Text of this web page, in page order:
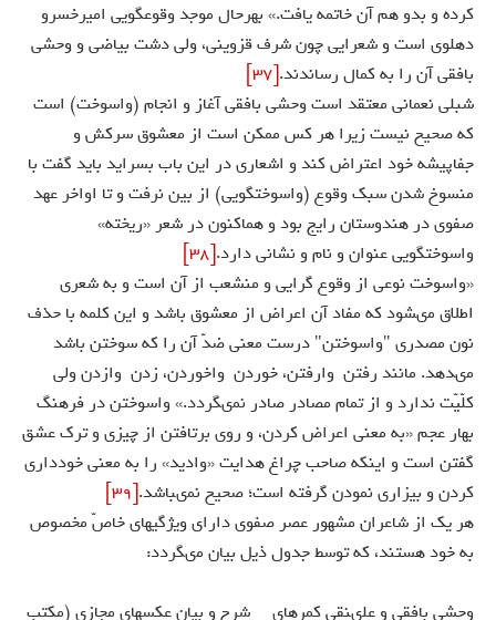
كرده و بدو هم آن خاتمه يافت.» بهرحال موجد وقوع‏گويى اميرخسرو
دهلوى است و شعرايى چون شرف قزوينى، ولى دشت بياضى و وحشى
بافقى آن را به كمال رساندند.[37]
شبلى نعمانى معتقد است وحشى بافقى آغاز و انجام (واسوخت) است
كه صحيح نيست زيرا هر كس ممكن است از معشوق سركش و
جفاپيشه خود اعتراض كند و اشعارى در اين باب بسرايد بايد گفت با
منسوخ شدن سبك وقوع (واسوخت‏گويى) از بين نرفت و تا اواخر عهد
صفوى در هندوستان رايج بود و هم‏اكنون در شعر «ريخته»
واسوخت‏گويى عنوان و نام و نشانى دارد.[38]
«واسوخت نوعى از وقوع گرايى و منشعب از آن است و به شعرى
اطلاق مى‏شود كه مفاد آن اعراض از معشوق باشد و اين كلمه با حذف
نون مصدرى "واسوختن" درست معنى ضدّ آن را كه سوختن باشد
مى‏دهد. مانند رفتن وارفتن، خوردن واخوردن، زدن وازدن ولى
كلّيّت ندارد و از تمام مصادر صادر نمى‏گردد.» واسوختن در فرهنگ
بهار عجم «به معنى اعراض كردن، و روى برتافتن از چيزى و ترك عشق
گفتن است و اينكه صاحب چراغ هدايت «واديد» را به معنى خوددارى
كردن و بيزارى نمودن گرفته است؛ صحيح نمى‏باشد.[39]
هر يك از شاعران مشهور عصر صفوى داراى ويژگيهاى خاصّ مخصوص
به خود هستند، كه توسط جدول ذيل بيان مى‏گردد:
وحشى بافقى و على‏نقى كمره‏اى شرح و بيان عكسهاى مجازى (مكتب